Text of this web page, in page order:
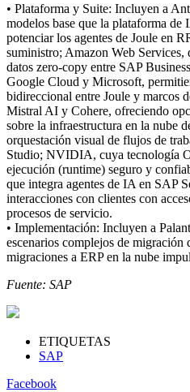
• Plataforma y Suite: Incluyen a
modelos base que la plataforma de
potenciar los agentes de Joule en
suministro; Amazon Web Services,
datos zero-copy entre SAP
Google Cloud y Microsoft,
bidireccional entre Joule y marcos
Mistral AI y Cohere, ofreciendo
sobre la infraestructura en la nube
orquestación visual de flujos de
Studio; NVIDIA, cuya tecnología
ejecución (runtime) seguro y
que integra agentes de IA en SAP
interacciones con clientes con
procesos de servicio.
• Implementación: Incluyen a
escenarios complejos de migración
migraciones a ERP en la nube
Fuente: SAP
ETIQUETAS
SAP
Facebook